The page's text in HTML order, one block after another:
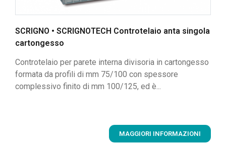
SCRIGNO • SCRIGNOTECH Controtelaio anta singola
cartongesso
Controtelaio per parete interna divisoria in cartongesso
formata da profili di mm 75/100 con spessore
complessivo finito di mm 100/125, ed è...
MAGGIORI INFORMAZIONI